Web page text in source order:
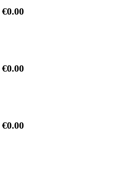
€0.00
€0.00
€0.00